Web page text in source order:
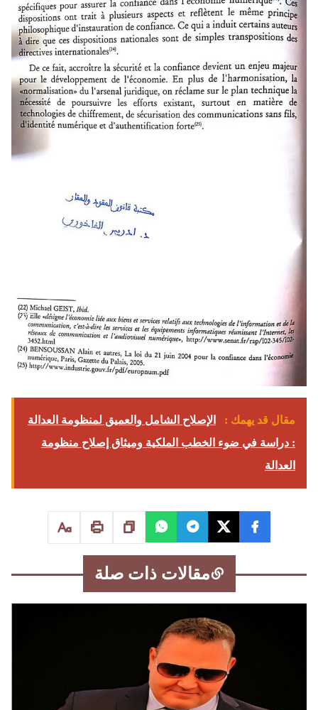
مقال قد يهمك :
الإصلاح الشامل والعميق لمنظومة العدالة
: دراسة في ضوء الخطب الملكية وميثاق إصلاح منظومة
العدالة
مقالات ذات صلة